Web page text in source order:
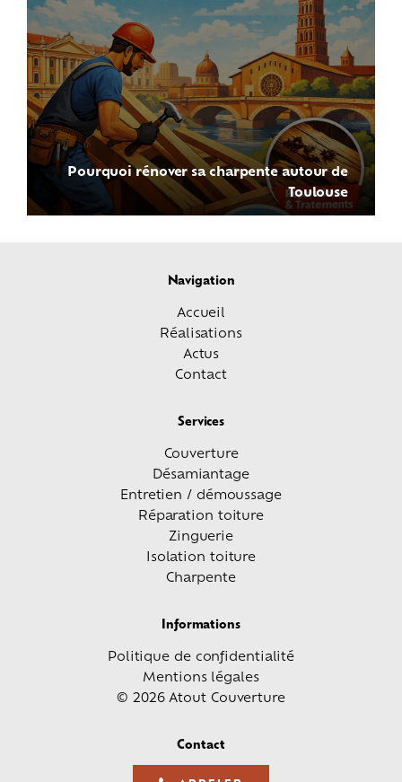
Pourquoi rénover sa charpente autour de
Toulouse
Navigation
Accueil
Réalisations
Actus
Contact
Services
Couverture
Désamiantage
Entretien / démoussage
Réparation toiture
Zinguerie
Isolation toiture
Charpente
Informations
Politique de confidentialité
Mentions légales
© 2026 Atout Couverture
Contact